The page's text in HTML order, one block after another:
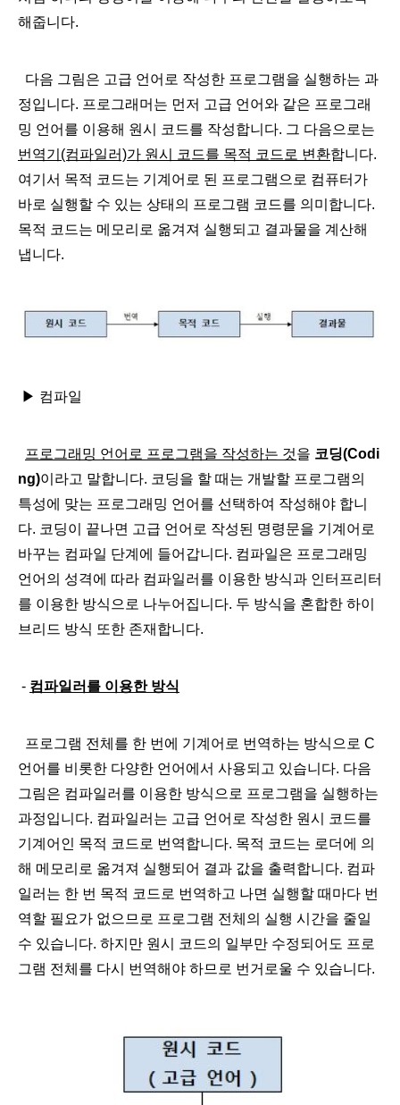
해줍니다.
다음 그림은 고급 언어로 작성한 프로그램을 실행하는 과
정입니다. 프로그래머는 먼저 고급 언어와 같은 프로그래
밍 언어를 이용해 원시 코드를 작성합니다. ​그 다음으로는
번역기(컴파일러)가 원시 코드를 목적 코드로 변환합니다.
여기서 목적 코드는 기계어로 된 프로그램으로 컴퓨터가
바로 실행할 수 있는 상태의 프로그램 코드를 의미합니다.
목적 코드는 메모리로 옮겨져 실행되고 결과물을 계산해
냅니다.
▶ 컴파일
프로그래밍 언어로 프로그램을 작성하는 것을 코딩(Codi
ng)이라고 말합니다. 코딩을 할 때는 개발할 프로그램의
특성에 맞는 프로그래밍 언어를 선택하여 작성해야 합니
다. 코딩이 끝나면 고급 언어로 작성된 명령문을 기계어로
바꾸는 컴파일 단계에 들어갑니다. 컴파일은 프로그래밍
언어의 성격에 따라 컴파일러를 이용한 방식과 인터프리터
를 이용한 방식으로 나누어집니다. 두 방식을 혼합한 하이
브리드 방식 또한 존재합니다.
- 컴파일러를 이용한 방식
프로그램 전체를 한 번에 기계어로 번역하는 방식으로 C
언어를 비롯한 다양한 언어에서 사용되고 있습니다. 다음
그림은 컴파일러를 이용한 방식으로 프로그램을 실행하는
과정입니다. 컴파일러는 고급 언어로 작성한 원시 코드를
기계어인 목적 코드로 번역합니다. 목적 코드는 로더에 의
해 메모리로 옮겨져 실행되어 결과 값을 출력합니다. 컴파
일러는 한 번 목적 코드로 번역하고 나면 실행할 때마다 번
역할 필요가 없으므로 프로그램 전체의 실행 시간을 줄일
수 있습니다. 하지만 원시 코드의 일부만 수정되어도 프로
그램 전체를 다시 번역해야 하므로 번거로울 수 있습니다.​